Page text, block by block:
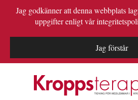
Jag godkänner att denna webbplats
uppgifter enligt vår
Jag förstår